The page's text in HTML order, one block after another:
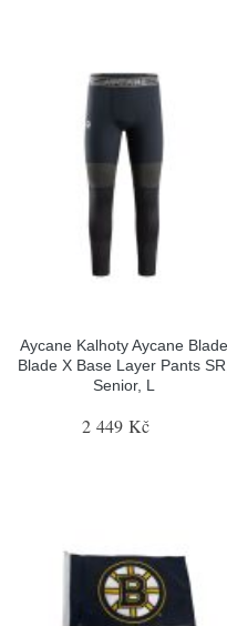
Aycane Kalhoty Aycane Blade
Blade X Base Layer Pants SR,
Senior, L
2 449 Kč